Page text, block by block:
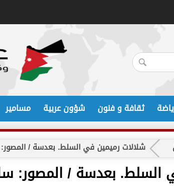
ثقافة و فنون شؤون عربية مسامير
شلالات رميمين في السلط. بعدسة /
السلط. بعدسة / المصور: